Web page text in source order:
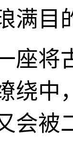
满目
座将
绕中
会被